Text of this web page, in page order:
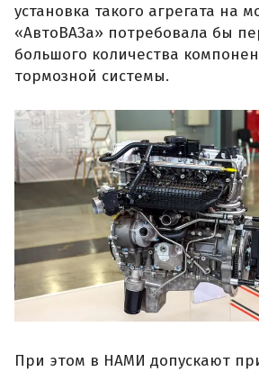
установка такого агрегата на
«АвтоВАЗа» потребовала бы
большого количества
тормозной системы.
При этом в НАМИ допускают